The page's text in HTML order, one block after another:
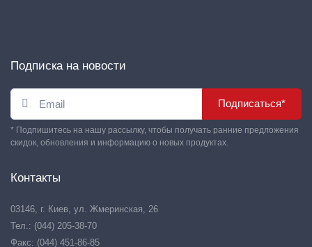
Подписка на новости
Подписаться*
* Подпишитесь на нашу рассылку, чтобы получать ранние предложения
скидок, обновления и информацию о новых продуктах.
Контакты
03146, г. Киев, ул. Жмеринская, 26
Тел.: (044) 205-38-70
Факс: (044) 451-86-85